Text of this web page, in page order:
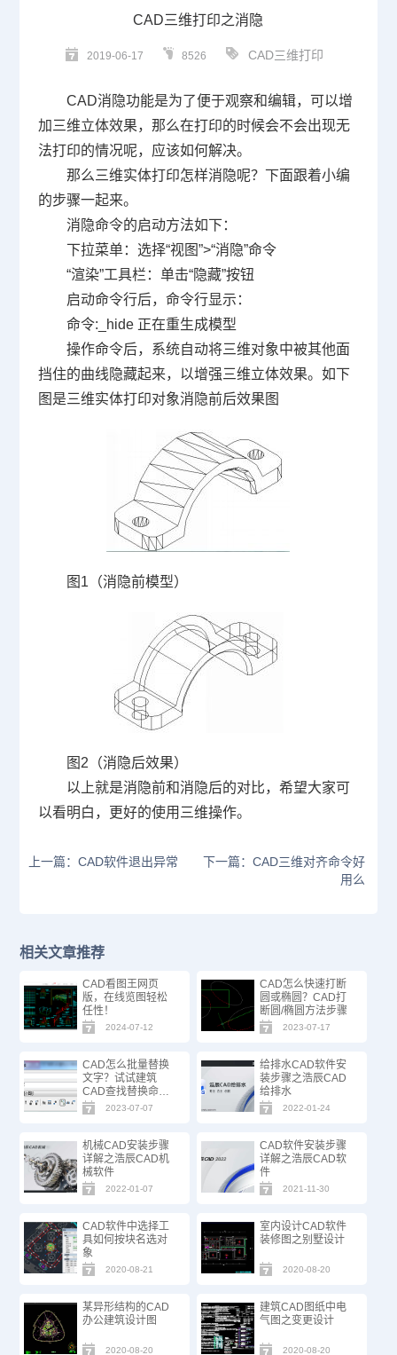
CAD三维打印之消隐
2019-06-17 8526 CAD三维打印
CAD消隐功能是为了便于观察和编辑，可以增
加三维立体效果，那么在打印的时候会不会出现无
法打印的情况呢，应该如何解决。
那么三维实体打印怎样消隐呢？下面跟着小编
的步骤一起来。
消隐命令的启动方法如下：
下拉菜单：选择“视图”>“消隐”命令
“渲染”工具栏：单击“隐藏”按钮
启动命令行后，命令行显示：
命令:_hide 正在重生成模型
操作命令后，系统自动将三维对象中被其他面
挡住的曲线隐藏起来，以增强三维立体效果。如下
图是三维实体打印对象消隐前后效果图
图1（消隐前模型）
图2（消隐后效果）
以上就是消隐前和消隐后的对比，希望大家可
以看明白，更好的使用三维操作。
上一篇：CAD软件退出异常
下一篇：CAD三维对齐命令好
用么
相关文章推荐
CAD看图王网页
版，在线览图轻松
任性！
2024-07-12
CAD怎么快速打断
圆或椭圆？CAD打
断圆/椭圆方法步骤
2023-07-17
CAD怎么批量替换
文字？试试建筑
CAD查找替换命
令！
2023-07-07
给排水CAD软件安
装步骤之浩辰CAD
给排水
2022-01-24
机械CAD安装步骤
详解之浩辰CAD机
械软件
2022-01-07
CAD软件安装步骤
详解之浩辰CAD软
件
2021-11-30
CAD软件中选择工
具如何按块名选对
象
2020-08-21
室内设计CAD软件
装修图之别墅设计
2020-08-20
某异形结构的CAD
办公建筑设计图
2020-08-20
建筑CAD图纸中电
气图之变更设计
2020-08-20